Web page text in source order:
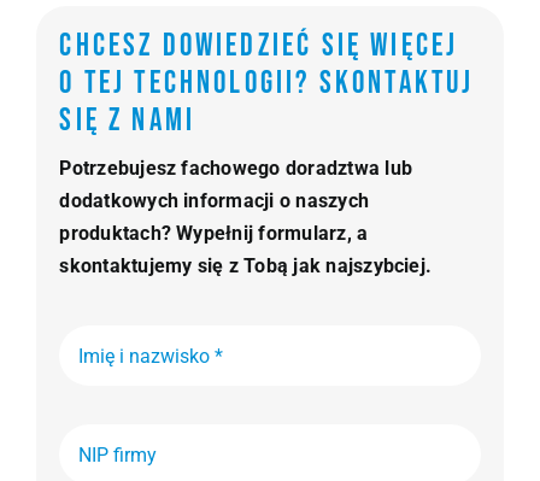
Chcesz dowiedzieć się więcej
o tej technologii? Skontaktuj
się z nami
Potrzebujesz fachowego doradztwa lub
dodatkowych informacji o naszych
produktach? Wypełnij formularz, a
skontaktujemy się z Tobą jak najszybciej.